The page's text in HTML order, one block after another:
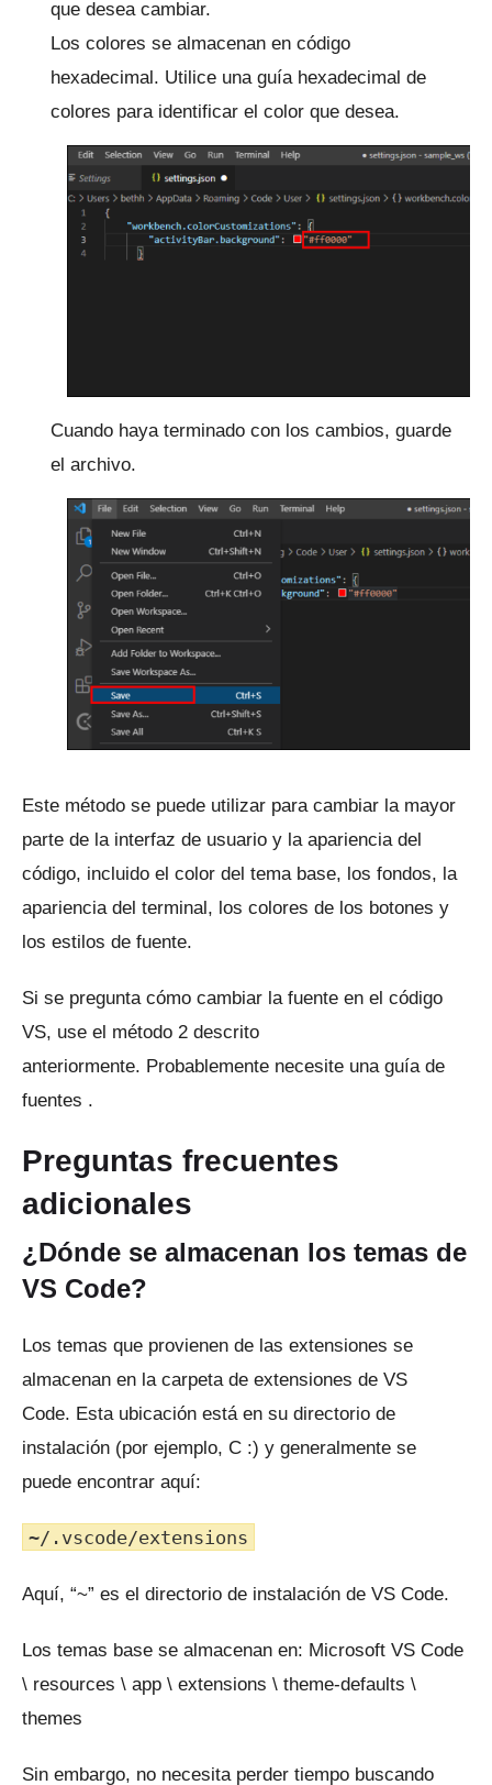
que desea cambiar.
Los colores se almacenan en código
hexadecimal. Utilice una guía hexadecimal de
colores para identificar el color que desea.
Cuando haya terminado con los cambios, guarde
el archivo.
Este método se puede utilizar para cambiar la mayor
parte de la interfaz de usuario y la apariencia del
código, incluido el color del tema base, los fondos, la
apariencia del terminal, los colores de los botones y
los estilos de fuente.
Si se pregunta cómo cambiar la fuente en el código
VS, use el método 2 descrito
anteriormente. Probablemente necesite una guía de
fuentes .
Preguntas frecuentes
adicionales
¿Dónde se almacenan los temas de
VS Code?
Los temas que provienen de las extensiones se
almacenan en la carpeta de extensiones de VS
Code. Esta ubicación está en su directorio de
instalación (por ejemplo, C :) y generalmente se
puede encontrar aquí:
~/.vscode/extensions
Aquí, “~” es el directorio de instalación de VS Code.
Los temas base se almacenan en: Microsoft VS Code
\ resources \ app \ extensions \ theme-defaults \
themes
Sin embargo, no necesita perder tiempo buscando